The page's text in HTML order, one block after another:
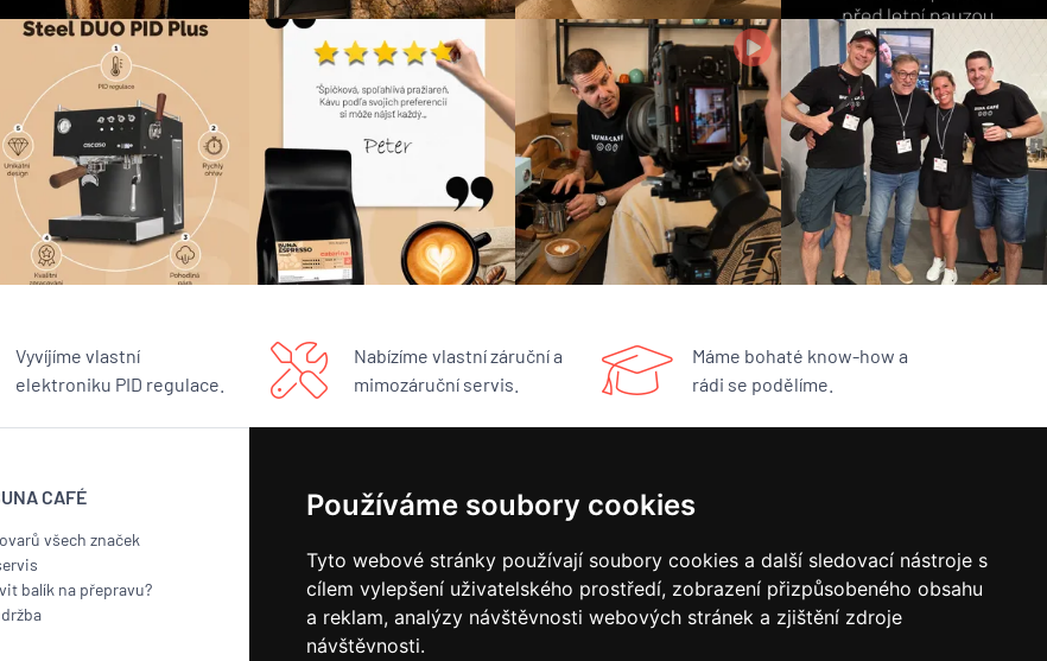
Používáme soubory cookies
Tyto webové stránky používají soubory cookies a další sledovací nástroje s
cílem vylepšení uživatelského prostředí, zobrazení přizpůsobeného obsahu
a reklam, analýzy návštěvnosti webových stránek a zjištění zdroje
návštěvnosti.
Vyvíjíme vlastní
elektroniku PID regulace.
Nabízíme vlastní záruční a
mimozáruční servis.
Máme bohaté know-how a
rádi se podělíme.
CAFÉ
všech značek
balík na přepravu?
BUNA CAFÉ
Pražírna
Náš příběh
Kontakt
Odběr novinek
RYCHLÝ KONTAKT
Havlíčkovo náměstí 15/31
252 19 Rudná u Prahy
obchod@bunacafe.cz